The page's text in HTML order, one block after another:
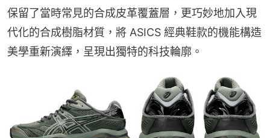
保留了當時常見的合成皮革覆蓋層，更巧妙地加入現
代化的合成樹脂材質，將 ASICS 經典鞋款的機能構造
美學重新演繹，呈現出獨特的科技輪廓。